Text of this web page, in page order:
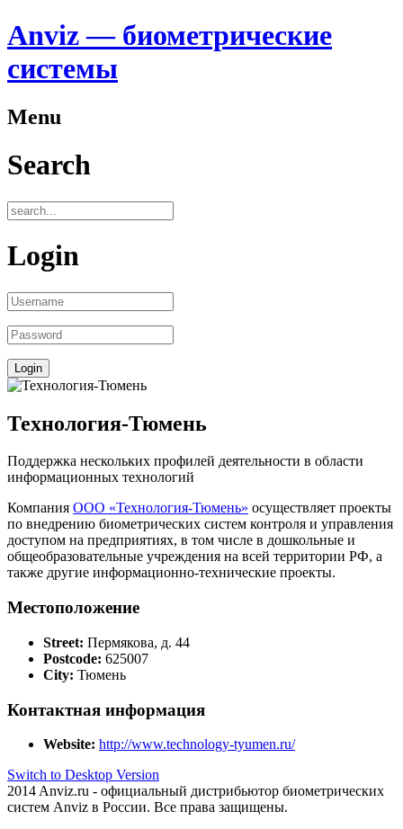
Anviz — биометрические
системы
Menu
Search
Login
Технология-Тюмень
Поддержка нескольких профилей деятельности в области
информационных технологий
Компания ООО «Технология-Тюмень» осуществляет проекты
по внедрению биометрических систем контроля и управления
доступом на предприятиях, в том числе в дошкольные и
общеобразовательные учреждения на всей территории РФ, а
также другие информационно-технические проекты.
Местоположение
Street: Пермякова, д. 44
Postcode: 625007
City: Тюмень
Контактная информация
Website: http://www.technology-tyumen.ru/
Switch to Desktop Version
2014 Anviz.ru - официальный дистрибьютор биометрических
систем Anviz в России. Все права защищены.